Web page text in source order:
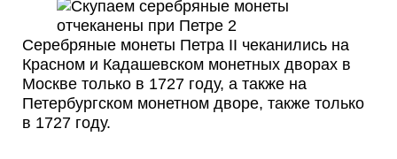
Серебряные монеты Петра II чеканились на
Красном и Кадашевском монетных дворах в
Москве только в 1727 году, а также на
Петербургском монетном дворе, также только
в 1727 году.